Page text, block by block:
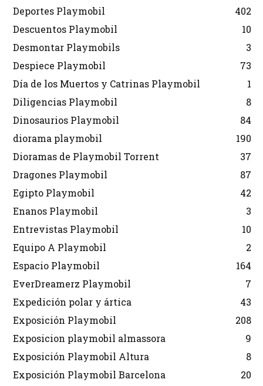
Deportes Playmobil
402
Descuentos Playmobil
10
Desmontar Playmobils
3
Despiece Playmobil
73
Día de los Muertos y Catrinas Playmobil
1
Diligencias Playmobil
8
Dinosaurios Playmobil
84
diorama playmobil
190
Dioramas de Playmobil Torrent
37
Dragones Playmobil
87
Egipto Playmobil
42
Enanos Playmobil
3
Entrevistas Playmobil
10
Equipo A Playmobil
2
Espacio Playmobil
164
EverDreamerz Playmobil
7
Expedición polar y ártica
43
Exposición Playmobil
208
Exposicion playmobil almassora
9
Exposición Playmobil Altura
8
Exposición Playmobil Barcelona
20